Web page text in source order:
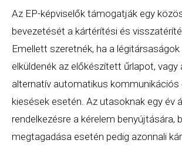
Az EP-képviselők támogatják egy
bevezetését a kártérítési és
Emellett szeretnék, ha a légitársaságok
elküldenék az előkészített űrlapot, vagy
alternatív automatikus
kiesések esetén. Az utasoknak egy év
rendelkezésre a kérelem benyújtására,
megtagadása esetén pedig azonnali